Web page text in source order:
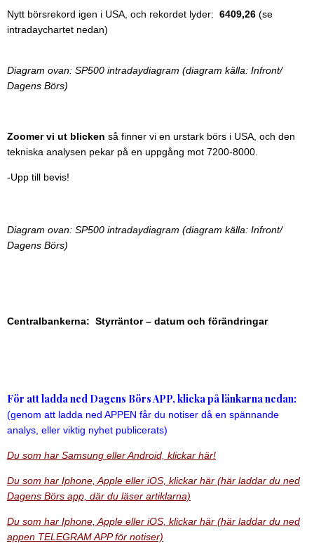
Nytt börsrekord igen i USA, och rekordet lyder: 6409,26 (se
intradaychartet nedan)
Diagram ovan: SP500 intradaydiagram (diagram källa: Infront/
Dagens Börs)
Zoomer vi ut blicken så finner vi en urstark börs i USA, och den
tekniska analysen pekar på en uppgång mot 7200-8000.
-Upp till bevis!
Diagram ovan: SP500 intradaydiagram (diagram källa: Infront/
Dagens Börs)
Centralbankerna: Styrräntor – datum och förändringar
För att ladda ned Dagens Börs APP, klicka på länkarna nedan:
(genom att ladda ned APPEN får du notiser då en spännande
analys, eller viktig nyhet publicerats)
Du som har Samsung eller Android, klickar här!
Du som har Iphone, Apple eller iOS, klickar här (här laddar du ned
Dagens Börs app, där du läser artiklarna)
Du som har Iphone, Apple eller iOS, klickar här (här laddar du ned
appen TELEGRAM APP för notiser)